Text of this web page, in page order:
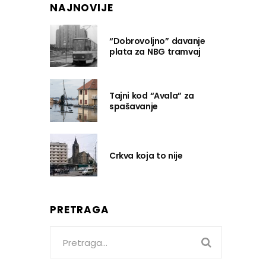
NAJNOVIJE
“Dobrovoljno” davanje
plata za NBG tramvaj
Tajni kod “Avala” za
spašavanje
Crkva koja to nije
PRETRAGA